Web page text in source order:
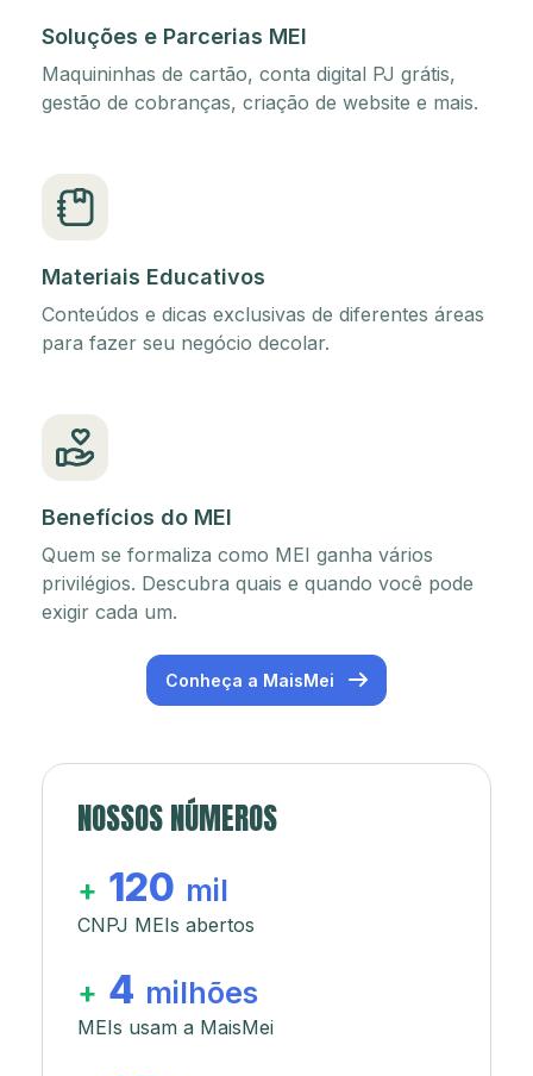
Soluções e Parcerias MEI
Maquininhas de cartão, conta digital PJ grátis,
gestão de cobranças, criação de website e mais.
Materiais Educativos
Conteúdos e dicas exclusivas de diferentes áreas
para fazer seu negócio decolar.
Benefícios do MEI
Quem se formaliza como MEI ganha vários
privilégios. Descubra quais e quando você pode
exigir cada um.
Conheça a MaisMei
NOSSOS NÚMEROS
+ 120 mil
CNPJ MEIs abertos
+ 4 milhões
MEIs usam a MaisMei